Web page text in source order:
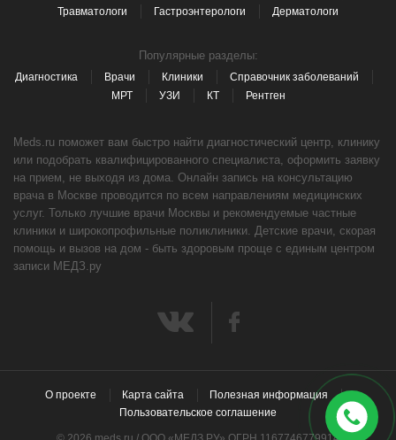
Травматологи
Гастроэнтерологи Дерматологи
Популярные разделы:
Диагностика Врачи Клиники
Справочник заболеваний
МРТ
УЗИ КТ Рентген
Meds.ru поможет вам быстро найти диагностический центр, клинику
или подобрать квалифицированного специалиста, оформить заявку
на прием, не выходя из дома. Онлайн запись на консультацию
врача в Москве проводится по всем направлениям медицинских
услуг. Только лучшие врачи Москвы и рекомендуемые частные
клиники и широкопрофильные поликлиники. Детские врачи, скорая
помощь и вызов на дом - быть здоровым проще с единым центром
записи МЕДЗ.ру
О проекте Карта сайта
Полезная информация
Пользовательское соглашение